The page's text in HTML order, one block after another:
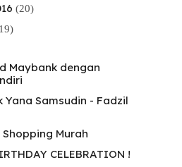
(20)
Maybank dengan
Yana Samsudin - Fadzil
Murah
CELEBRATION !